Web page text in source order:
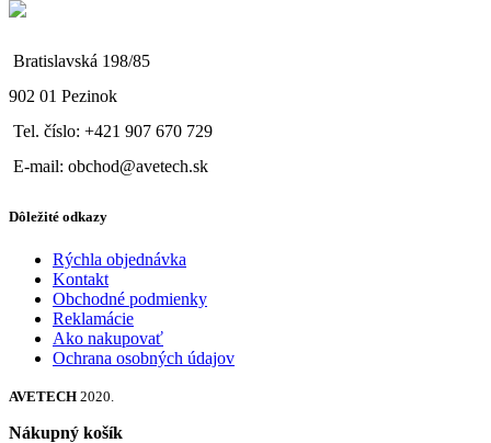
Bratislavská 198/85
902 01 Pezinok
Tel. číslo: +421 907 670 729
E-mail: obchod@avetech.sk
Dôležité odkazy
Rýchla objednávka
Kontakt
Obchodné podmienky
Reklamácie
Ako nakupovať
Ochrana osobných údajov
AVETECH 2020.
Nákupný košík